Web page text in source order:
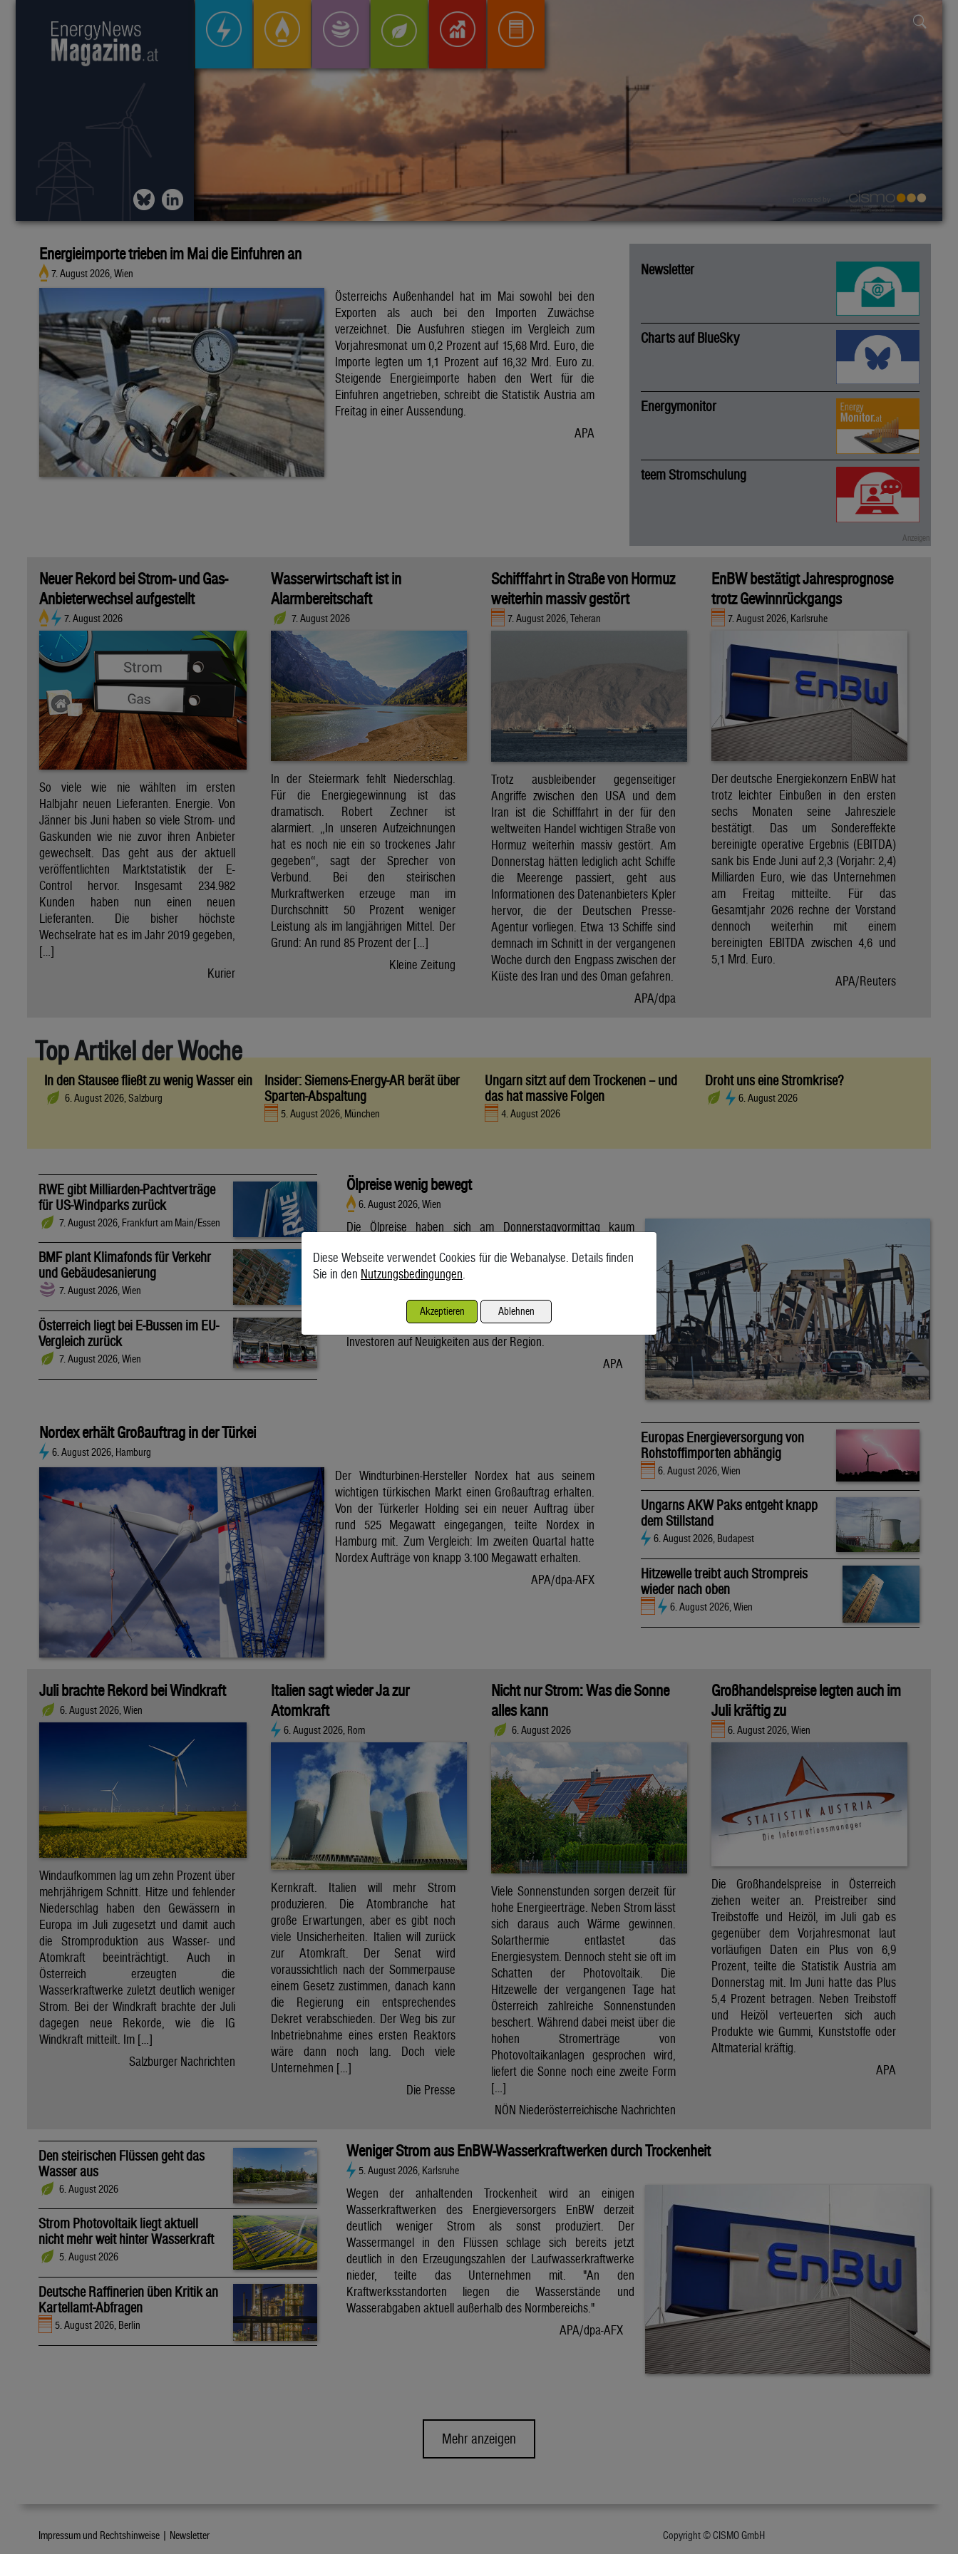
Energieimporte trieben im Mai die Einfuhren an
7. August 2026, Wien
Österreichs Außenhandel hat im Mai sowohl bei den
Exporten als auch bei den Importen Zuwächse
verzeichnet. Die Ausfuhren stiegen im Vergleich zum
Vorjahresmonat um 0,2 Prozent auf 15,68 Mrd. Euro, die
Importe legten um 1,1 Prozent auf 16,32 Mrd. Euro zu.
Steigende Energieimporte haben den Wert für die
Einfuhren angetrieben, schreibt die Statistik Austria am
Freitag in einer Aussendung.
APA
Newsletter
Charts auf BlueSky
Energymonitor
teem Stromschulung
Neuer Rekord bei Strom- und Gas-
Anbieterwechsel aufgestellt
7. August 2026
So viele wie nie wählten im ersten
Halbjahr neuen Lieferanten. Energie. Von
Jänner bis Juni haben so viele Strom- und
Gaskunden wie nie zuvor ihren Anbieter
gewechselt. Das geht aus der aktuell
veröffentlichten Marktstatistik der E-
Control hervor. Insgesamt 234.982
Kunden haben nun einen neuen
Lieferanten. Die bisher höchste
Wechselrate hat es im Jahr 2019 gegeben,
[…]
Kurier
Wasserwirtschaft ist in
Alarmbereitschaft
7. August 2026
In der Steiermark fehlt Niederschlag.
Für die Energiegewinnung ist das
dramatisch. Robert Zechner ist
alarmiert. „In unseren Aufzeichnungen
hat es noch nie ein so trockenes Jahr
gegeben“, sagt der Sprecher von
Verbund. Bei den steirischen
Murkraftwerken erzeuge man im
Durchschnitt 50 Prozent weniger
Leistung als im langjährigen Mittel. Der
Grund: An rund 85 Prozent der […]
Kleine Zeitung
Schifffahrt in Straße von Hormuz
weiterhin massiv gestört
7. August 2026, Teheran
Trotz ausbleibender gegenseitiger
Angriffe zwischen den USA und dem
Iran ist die Schifffahrt in der für den
weltweiten Handel wichtigen Straße von
Hormuz weiterhin massiv gestört. Am
Donnerstag hätten lediglich acht Schiffe
die Meerenge passiert, geht aus
Informationen des Datenanbieters Kpler
hervor, die der Deutschen Presse-
Agentur vorliegen. Etwa 13 Schiffe sind
demnach im Schnitt in der vergangenen
Woche durch den Engpass zwischen der
Küste des Iran und des Oman gefahren.
APA/dpa
EnBW bestätigt Jahresprognose
trotz Gewinnrückgangs
7. August 2026, Karlsruhe
Der deutsche Energiekonzern EnBW hat
trotz leichter Einbußen in den ersten
sechs Monaten seine Jahresziele
bestätigt. Das um Sondereffekte
bereinigte operative Ergebnis (EBITDA)
sank bis Ende Juni auf 2,3 (Vorjahr: 2,4)
Milliarden Euro, wie das Unternehmen
am Freitag mitteilte. Für das
Gesamtjahr 2026 rechne der Vorstand
dennoch weiterhin mit einem
bereinigten EBITDA zwischen 4,6 und
5,1 Mrd. Euro.
APA/Reuters
Top Artikel der Woche
In den Stausee fließt zu wenig Wasser ein
6. August 2026, Salzburg
Insider: Siemens-Energy-AR berät über
Sparten-Abspaltung
5. August 2026, München
Ungarn sitzt auf dem Trockenen – und
das hat massive Folgen
4. August 2026
Droht uns eine Stromkrise?
6. August 2026
RWE gibt Milliarden-Pachtverträge
für US-Windparks zurück
7. August 2026, Frankfurt am Main/Essen
BMF plant Klimafonds für Verkehr
und Gebäudesanierung
7. August 2026, Wien
Österreich liegt bei E-Bussen im EU-
Vergleich zurück
7. August 2026, Wien
Ölpreise wenig bewegt
6. August 2026, Wien
Die Ölpreise haben sich am Donnerstagvormittag kaum
Brent aus der Nordsee mit Lieferung Oktober kostete am
Vormittag 79,75 US-Dollar und damit 0,4 Prozent mehr als am
80 Dollar. Unter diese ist er am Dienstag wegen der Hoffnung
auf eine Lösung im Iran-Krieg gesunken. Seitdem warten
Investoren auf Neuigkeiten aus der Region.
APA
Nordex erhält Großauftrag in der Türkei
6. August 2026, Hamburg
Der Windturbinen-Hersteller Nordex hat aus seinem
wichtigen türkischen Markt einen Großauftrag erhalten.
Von der Türkerler Holding sei ein neuer Auftrag über
rund 525 Megawatt eingegangen, teilte Nordex in
Hamburg mit. Zum Vergleich: Im zweiten Quartal hatte
Nordex Aufträge von knapp 3.100 Megawatt erhalten.
APA/dpa-AFX
Europas Energieversorgung von
Rohstoffimporten abhängig
6. August 2026, Wien
Ungarns AKW Paks entgeht knapp
dem Stillstand
6. August 2026, Budapest
Hitzewelle treibt auch Strompreis
wieder nach oben
6. August 2026, Wien
Juli brachte Rekord bei Windkraft
6. August 2026, Wien
Windaufkommen lag um zehn Prozent über
mehrjährigem Schnitt. Hitze und fehlender
Niederschlag haben den Gewässern in
Europa im Juli zugesetzt und damit auch
die Stromproduktion aus Wasser- und
Atomkraft beeinträchtigt. Auch in
Österreich erzeugten die
Wasserkraftwerke zuletzt deutlich weniger
Strom. Bei der Windkraft brachte der Juli
dagegen neue Rekorde, wie die IG
Windkraft mitteilt. Im […]
Salzburger Nachrichten
Italien sagt wieder Ja zur
Atomkraft
6. August 2026, Rom
Kernkraft. Italien will mehr Strom
produzieren. Die Atombranche hat
große Erwartungen, aber es gibt noch
viele Unsicherheiten. Italien will zurück
zur Atomkraft. Der Senat wird
voraussichtlich nach der Sommerpause
einem Gesetz zustimmen, danach kann
die Regierung ein entsprechendes
Dekret verabschieden. Der Weg bis zur
Inbetriebnahme eines ersten Reaktors
wäre dann noch lang. Doch viele
Unternehmen […]
Die Presse
Nicht nur Strom: Was die Sonne
alles kann
6. August 2026
Viele Sonnenstunden sorgen derzeit für
hohe Energieerträge. Neben Strom lässt
sich daraus auch Wärme gewinnen.
Solarthermie entlastet das
Energiesystem. Dennoch steht sie oft im
Schatten der Photovoltaik. Die
Hitzewelle der vergangenen Tage hat
Österreich zahlreiche Sonnenstunden
beschert. Während dabei meist über die
hohen Stromerträge von
Photovoltaikanlagen gesprochen wird,
liefert die Sonne noch eine zweite Form
[…]
NÖN Niederösterreichische Nachrichten
Großhandelspreise legten auch im
Juli kräftig zu
6. August 2026, Wien
Die Großhandelspreise in Österreich
ziehen weiter an. Preistreiber sind
Treibstoffe und Heizöl, im Juli gab es
gegenüber dem Vorjahresmonat laut
vorläufigen Daten ein Plus von 6,9
Prozent, teilte die Statistik Austria am
Donnerstag mit. Im Juni hatte das Plus
5,4 Prozent betragen. Neben Treibstoff
und Heizöl verteuerten sich auch
Produkte wie Gummi, Kunststoffe oder
Altmaterial kräftig.
APA
Den steirischen Flüssen geht das
Wasser aus
6. August 2026
Strom Photovoltaik liegt aktuell
nicht mehr weit hinter Wasserkraft
5. August 2026
Deutsche Raffinerien üben Kritik an
Kartellamt-Abfragen
5. August 2026, Berlin
Weniger Strom aus EnBW-Wasserkraftwerken durch Trockenheit
5. August 2026, Karlsruhe
Wegen der anhaltenden Trockenheit wird an einigen
Wasserkraftwerken des Energieversorgers EnBW derzeit
deutlich weniger Strom als sonst produziert. Der
Wassermangel in den Flüssen schlage sich bereits jetzt
deutlich in den Erzeugungszahlen der Laufwasserkraftwerke
nieder, teilte das Unternehmen mit. "An den
Kraftwerksstandorten liegen die Wasserstände und
Wasserabgaben aktuell außerhalb des Normbereichs."
APA/dpa-AFX
Mehr anzeigen
Impressum und Rechtshinweise | Newsletter Copyright © CISMO GmbH
Diese Webseite verwendet Cookies für die Webanalyse. Details finden
Sie in den Nutzungsbedingungen.
Akzeptieren Ablehnen